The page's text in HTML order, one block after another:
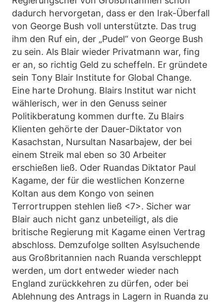
dadurch hervorgetan, dass er den Irak-Überfall
von George Bush voll unterstützte. Das trug
ihm den Ruf ein, der „Pudel“ von George Bush
zu sein. Als Blair wieder Privatmann war, fing
er an, so richtig Geld zu scheffeln. Er gründete
sein Tony Blair Institute for Global Change.
Eine harte Drohung. Blairs Institut war nicht
wählerisch, wer in den Genuss seiner
Politikberatung kommen durfte. Zu Blairs
Klienten gehörte der Dauer-Diktator von
Kasachstan, Nursultan Nasarbajew, der bei
einem Streik mal eben so 30 Arbeiter
erschießen ließ. Oder Ruandas Diktator Paul
Kagame, der für die westlichen Konzerne
Koltan aus dem Kongo von seinen
Terrortruppen stehlen ließ <7>. Sicher war
Blair auch nicht ganz unbeteiligt, als die
britische Regierung mit Kagame einen Vertrag
abschloss. Demzufolge sollten Asylsuchende
aus Großbritannien nach Ruanda verschleppt
werden, um dort entweder wieder nach
England zurückkehren zu dürfen, oder bei
Ablehnung des Antrags in Lagern in Ruanda zu